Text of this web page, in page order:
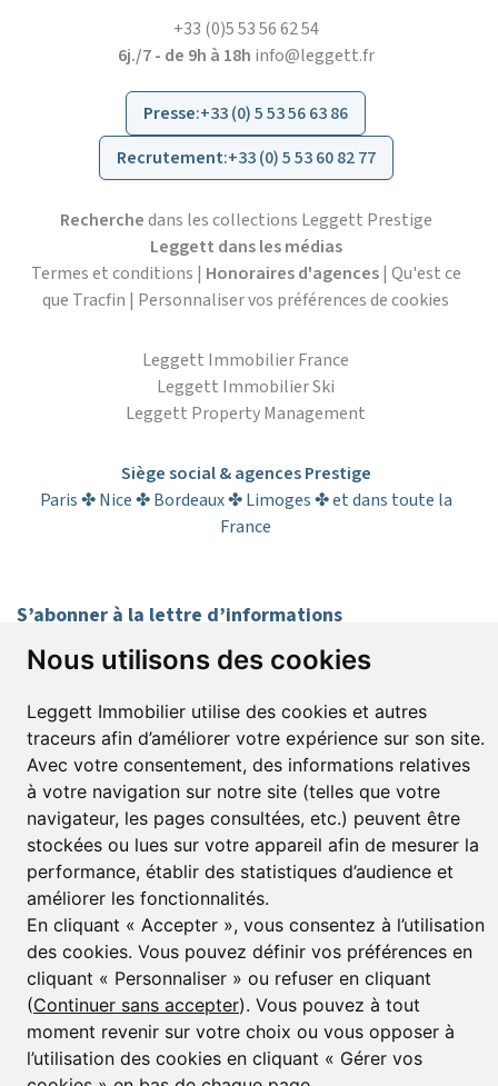
Nous utilisons des cookies
Leggett Immobilier utilise des cookies et autres
traceurs afin d’améliorer votre expérience sur son site.
Avec votre consentement, des informations relatives
à votre navigation sur notre site (telles que votre
navigateur, les pages consultées, etc.) peuvent être
stockées ou lues sur votre appareil afin de mesurer la
performance, établir des statistiques d’audience et
améliorer les fonctionnalités.
En cliquant « Accepter », vous consentez à l’utilisation
des cookies. Vous pouvez définir vos préférences en
cliquant « Personnaliser » ou refuser en cliquant
(Continuer sans accepter). Vous pouvez à tout
moment revenir sur votre choix ou vous opposer à
l’utilisation des cookies en cliquant « Gérer vos
+33 (0)5 53 56 62 54
6j./7 - de 9h à 18h info@leggett.fr
Presse:+33 (0) 5 53 56 63 86
Recrutement:+33 (0) 5 53 60 82 77
Recherchedans les collections Leggett Prestige
Leggett dans les médias
Termes et conditions | Honoraires d'agences| Qu'est ce
que Tracfin | Personnaliser vos préférences de cookies
Leggett Immobilier France
Leggett Immobilier Ski
Leggett Property Management
Siège social & agences Prestige
Paris ✤ Nice ✤ Bordeaux ✤ Limoges ✤ et dans toute la
France
S’abonner à la lettre d’informations
Prénom* Nom*
E-mail*
J’accepte de recevoir alertes et lettres d’informations
S'inscrire
© Copyright 2025 Leggett Immobilier -mentions légales
Transactions sur Immeubles et Fonds de Commerce S.A.R.L au Capital
Social de 250 000€ RCS Périgueux : 434 086 930. N° de TVA FR 09434086930
Selon la loi du 2 janvier 1970. Carte professionnelle CPI 2401 2018 000 027
208 délivrée par la CCI de la Dordogne. Adhérent N° 23 420 G à la Caisse